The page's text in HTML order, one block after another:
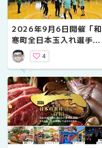
2026年9月6日開催「和
寒町全日本玉入れ選手
権」参加者募集中｜賞金
50万円がかかったAJTA
の魅力とは
4